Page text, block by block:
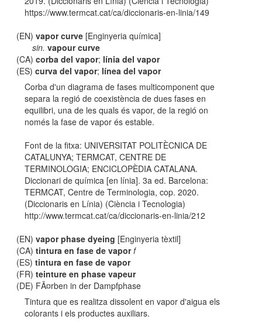
https://www.termcat.cat/ca/diccionaris-en-linia/149
(EN)vapor curve [Enginyeria química]
sin. vapour curve
(CA)corba del vapor; línia del vapor
(ES)curva del vapor; línea del vapor
Corba d'un diagrama de fases multicomponent que
separa la regió de coexistència de dues fases en
equilibri, una de les quals és vapor, de la regió on
només la fase de vapor és estable.
Font de la fitxa: UNIVERSITAT POLITÈCNICA DE
CATALUNYA; TERMCAT, CENTRE DE
TERMINOLOGIA; ENCICLOPÈDIA CATALANA.
Diccionari de química [en línia]. 3a ed. Barcelona:
TERMCAT, Centre de Terminologia, cop. 2020.
(Diccionaris en Línia) (Ciència i Tecnologia)
http://www.termcat.cat/ca/diccionaris-en-linia/212
(EN)vapor phase dyeing [Enginyeria tèxtil]
(CA)tintura en fase de vapor f
(ES)tintura en fase de vapor
(FR)teinture en phase vapeur
(DE) FÃ¤rben in der Dampfphase
Tintura que es realitza dissolent en vapor d'aigua els
colorants i els productes auxiliars.